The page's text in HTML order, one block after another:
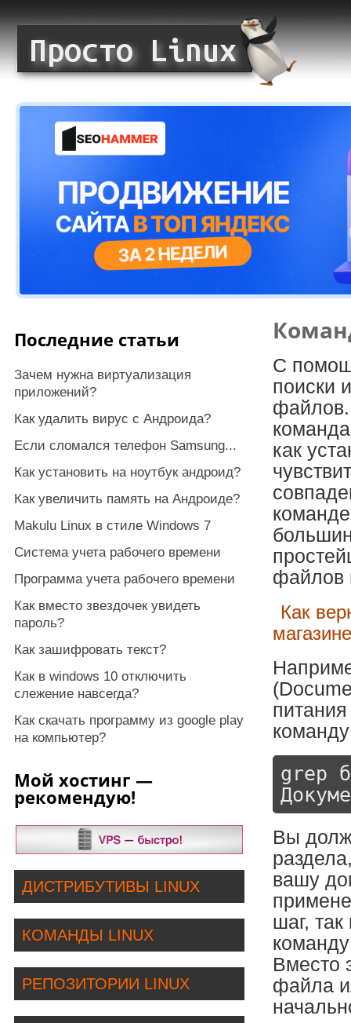
С
поиски
как
файлов
Как
grep
Вы
вашу
шаг,
Вместо
файла
Последние статьи
Зачем нужна виртуализация
приложений?
Как удалить вирус с Андроида?
Если сломался телефон Samsung...
Как установить на ноутбук андроид?
Как увеличить память на Андроиде?
Makulu Linux в стиле Windows 7
Система учета рабочего времени
Программа учета рабочего времени
Как вместо звездочек увидеть
пароль?
Как зашифровать текст?
Как в windows 10 отключить
слежение навсегда?
Как скачать программу из google play
на компьютер?
Мой хостинг —
рекомендую!
ДИСТРИБУТИВЫ LINUX
КОМАНДЫ LINUX
РЕПОЗИТОРИИ LINUX